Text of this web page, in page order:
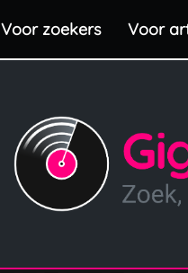
Voor zoekers Voor